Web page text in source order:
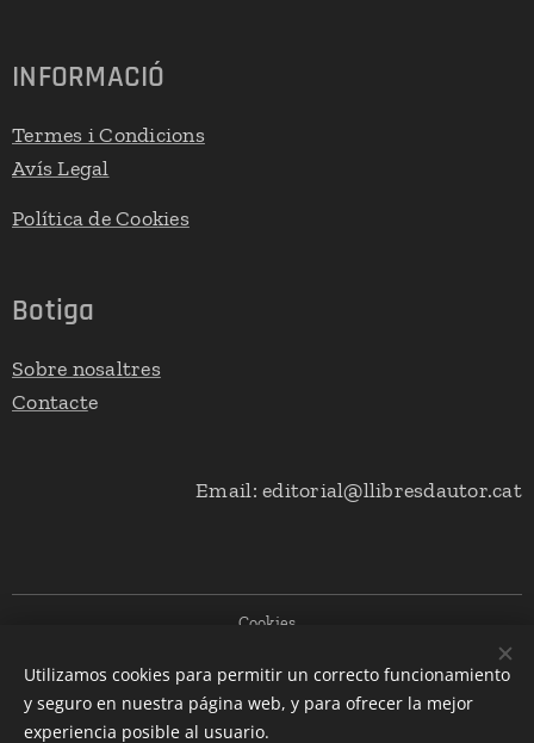
INFORMACIÓ
Termes i Condicions
Avís Legal
Política de Cookies
Botiga
Sobre nosaltres
Contacte
Email: editorial@llibresdautor.cat
Cookies
Llengües
Español
Català
Utilizamos cookies para permitir un correcto funcionamiento
y seguro en nuestra página web, y para ofrecer la mejor
experiencia posible al usuario.